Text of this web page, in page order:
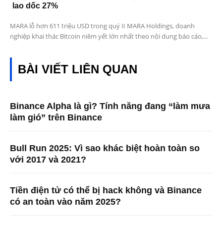
lao dốc 27%
MARA lỗ hơn 611 triệu USD trong quý II MARA Holdings, doanh
nghiệp khai thác Bitcoin niêm yết lớn nhất theo nội dung báo cáo,...
BÀI VIẾT LIÊN QUAN
Binance Alpha là gì? Tính năng đang “làm mưa
làm gió” trên Binance
Bull Run 2025: Vì sao khác biệt hoàn toàn so
với 2017 và 2021?
Tiền điện tử có thể bị hack không và Binance
có an toàn vào năm 2025?